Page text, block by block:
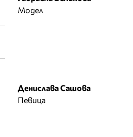
Модел
Денислава Сашова
Певица